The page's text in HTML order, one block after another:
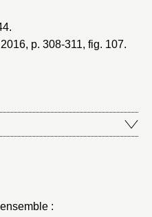
, p. 308-311, fig. 107.
: